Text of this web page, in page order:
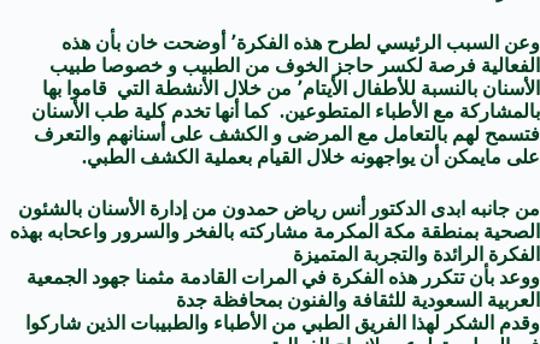
وعن السبب الرئيسي لطرح هذه الفكرة٬ أوضحت خان بأن هذه
الفعالية فرصة لكسر حاجز الخوف من الطبيب و خصوصا طبيب
الأسنان بالنسبة للأطفال الأيتام٬ من خلال الأنشطة التي قاموا بها
بالمشاركة مع الأطباء المتطوعين. كما أنها تخدم كلية طب الأسنان
فتسمح لهم بالتعامل مع المرضى و الكشف على أسنانهم والتعرف
على مايمكن أن يواجهونه خلال القيام بعملية الكشف الطبي.
من جانبه ابدى الدكتور أنس رياض حمدون من إدارة الأسنان بالشئون
الصحية بمنطقة مكة المكرمة مشاركته بالفخر والسرور واعحابه بهذه
الفكرة الرائدة والتجربة المتميزة
ووعد بأن تتكرر هذه الفكرة في المرات القادمة مثمنا جهود الجمعية
العربية السعودية للثقافة والفنون بمحافظة جدة
وقدم الشكر لهذا الفريق الطبي من الأطباء والطبيبات الذين شاركوا